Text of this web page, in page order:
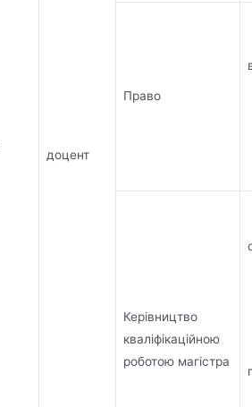
доцент
Право
Керівництво
кваліфікаційною
роботою магістра